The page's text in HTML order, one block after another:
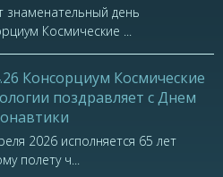
знаменательный день
Космические ...
Консорциум Космические
поздравляет с Днем
2026 исполняется 65 лет
полету ч...